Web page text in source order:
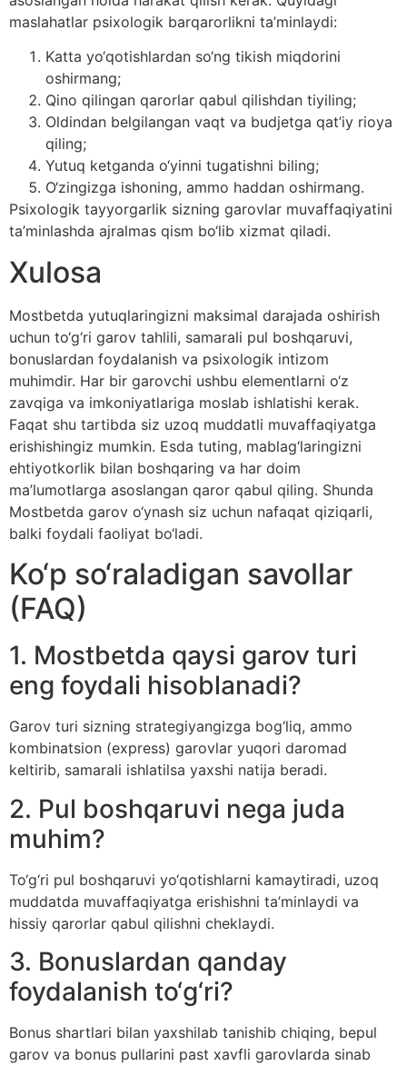
maslahatlar psixologik barqarorlikni ta’minlaydi:
Katta yo‘qotishlardan so‘ng tikish miqdorini
oshirmang;
Qino qilingan qarorlar qabul qilishdan tiyiling;
Oldindan belgilangan vaqt va budjetga qat’iy rioya
qiling;
Yutuq ketganda o‘yinni tugatishni biling;
O‘zingizga ishoning, ammo haddan oshirmang.
Psixologik tayyorgarlik sizning garovlar muvaffaqiyatini
ta’minlashda ajralmas qism bo‘lib xizmat qiladi.
Xulosa
Mostbetda yutuqlaringizni maksimal darajada oshirish
uchun to‘g‘ri garov tahlili, samarali pul boshqaruvi,
bonuslardan foydalanish va psixologik intizom
muhimdir. Har bir garovchi ushbu elementlarni o‘z
zavqiga va imkoniyatlariga moslab ishlatishi kerak.
Faqat shu tartibda siz uzoq muddatli muvaffaqiyatga
erishishingiz mumkin. Esda tuting, mablag‘laringizni
ehtiyotkorlik bilan boshqaring va har doim
ma’lumotlarga asoslangan qaror qabul qiling. Shunda
Mostbetda garov o‘ynash siz uchun nafaqat qiziqarli,
balki foydali faoliyat bo‘ladi.
Ko‘p so‘raladigan savollar
(FAQ)
1. Mostbetda qaysi garov turi
eng foydali hisoblanadi?
Garov turi sizning strategiyangizga bog‘liq, ammo
kombinatsion (express) garovlar yuqori daromad
keltirib, samarali ishlatilsa yaxshi natija beradi.
2. Pul boshqaruvi nega juda
muhim?
To‘g‘ri pul boshqaruvi yo‘qotishlarni kamaytiradi, uzoq
muddatda muvaffaqiyatga erishishni ta’minlaydi va
hissiy qarorlar qabul qilishni cheklaydi.
3. Bonuslardan qanday
foydalanish to‘g‘ri?
Bonus shartlari bilan yaxshilab tanishib chiqing, bepul
garov va bonus pullarini past xavfli garovlarda sinab